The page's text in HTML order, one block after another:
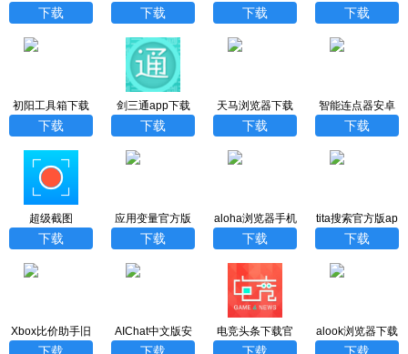
载安卓版
下载
表版
下载
1最新版
下载
版
下载
初阳工具箱下载
官方手机版
下载
剑三通app下载
安卓版
下载
天马浏览器下载
安装
下载
智能连点器安卓
版
下载
超级截图
下载
应用变量官方版
下载安装最新版
下载
aloha浏览器手机
版官网版下载
下载
tita搜索官方版ap
p下载
下载
Xbox比价助手旧
版本下载
AIChat中文版安
卓版
电竞头条下载官
网最新版本安装
alook浏览器下载
手表版